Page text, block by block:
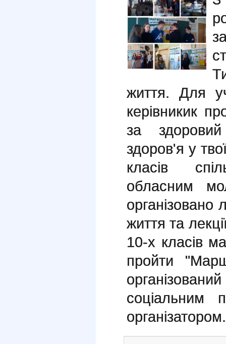
життя. Для
керівникик
за
здоров'я у
класів
обласним
організовано
життя та
10-х класів
пройти
соціальним
організатором.